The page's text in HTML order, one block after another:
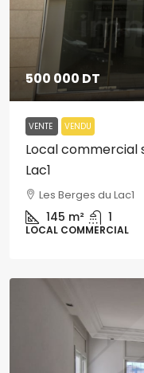
500 000 DT
VENTE VENDU
Local commercial
Lac1
Les Berges du Lac1
145 m² 1
LOCAL COMMERCIAL